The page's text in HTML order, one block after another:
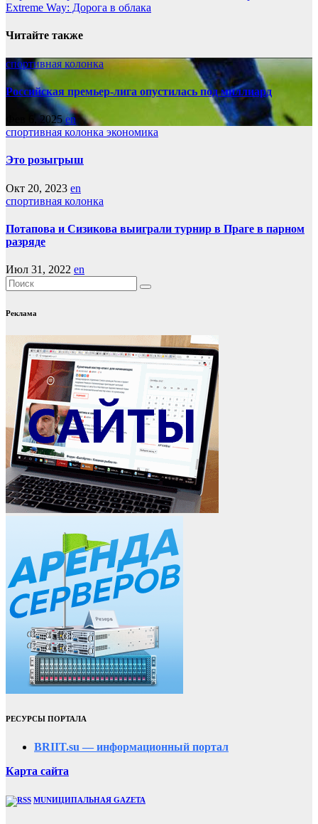
по
записям
Extreme Way: Дорога в облака
Читайте также
спортивная колонка
Российская премьер-лига опустилась под миллиард
Фев 6, 2025 en
спортивная колонка экономика
Это розыгрыш
Окт 20, 2023 en
спортивная колонка
Потапова и Сизикова выиграли турнир в Праге в парном
разряде
Июл 31, 2022 en
Реклама
РЕСУРСЫ ПОРТАЛА
BRIIT.su — информационный портал
Карта сайта
MUNИЦИПАЛЬНАЯ GAZЕТА